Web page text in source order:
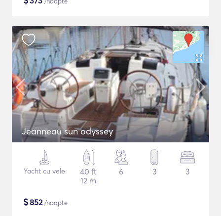
Jeanneau sun odyssey
Yacht cu vele
40 ft
12 m
6 3 3
$852/noapte